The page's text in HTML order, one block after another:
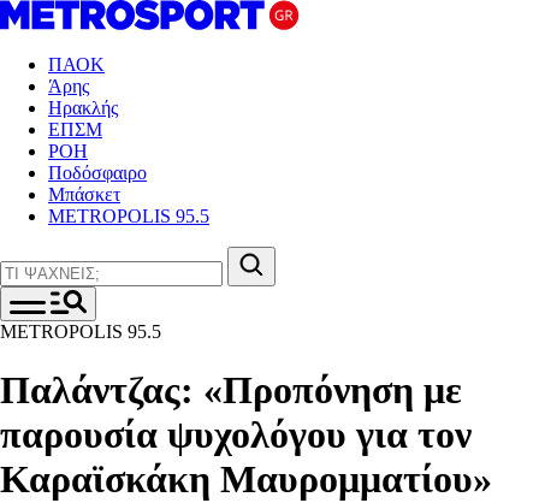
ΠΑΟΚ
Άρης
Ηρακλής
ΕΠΣΜ
ΡΟΗ
Ποδόσφαιρο
Μπάσκετ
METROPOLIS 95.5
METROPOLIS 95.5
Παλάντζας : «Προπόνηση με
παρουσία ψυχολόγου για τον
Καραϊσκάκη Μαυρομματίου»